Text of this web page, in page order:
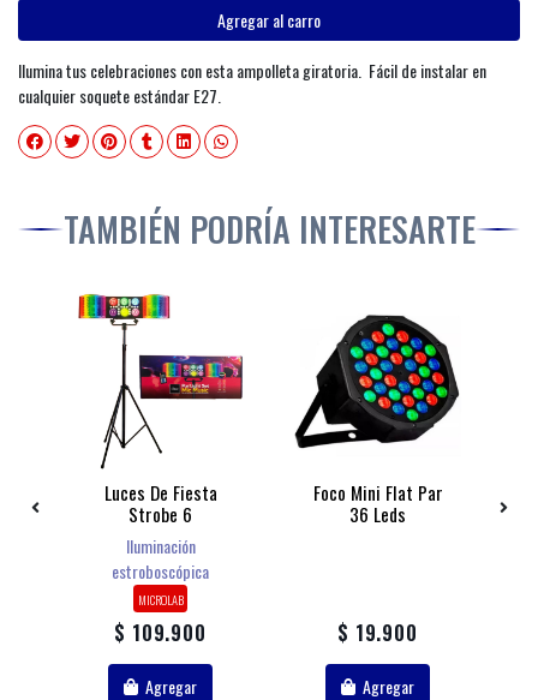
Agregar al carro
Ilumina tus celebraciones con esta ampolleta giratoria. Fácil de instalar en
cualquier soquete estándar E27.
TAMBIÉN PODRÍA INTERESARTE
Luces De Fiesta
Strobe 6
Iluminación
estroboscópica
MICROLAB
$ 109.900
Agregar
Foco Mini Flat Par
36 Leds
$ 19.900
Agregar